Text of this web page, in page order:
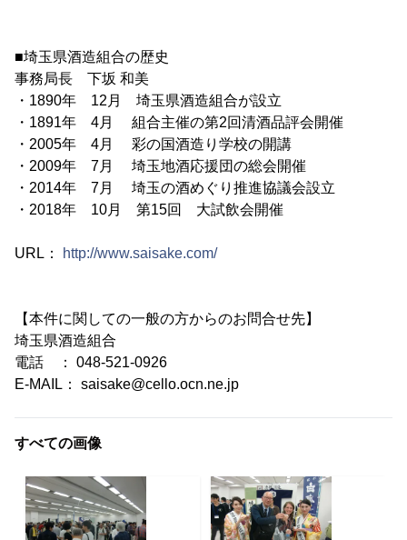
■埼玉県酒造組合の歴史
事務局長 下坂 和美
・1890年 12月 埼玉県酒造組合が設立
・1891年 4月 組合主催の第2回清酒品評会開催
・2005年 4月 彩の国酒造り学校の開講
・2009年 7月 埼玉地酒応援団の総会開催
・2014年 7月 埼玉の酒めぐり推進協議会設立
・2018年 10月 第15回 大試飲会開催
URL： http://www.saisake.com/
【本件に関しての一般の方からのお問合せ先】
埼玉県酒造組合
電話 ： 048-521-0926
E-MAIL： saisake@cello.ocn.ne.jp
すべての画像